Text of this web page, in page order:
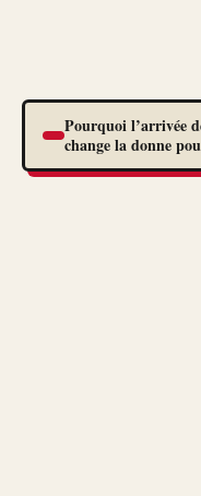
Pourquoi l’arrivée
change la donne